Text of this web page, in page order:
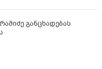
განცხადებას